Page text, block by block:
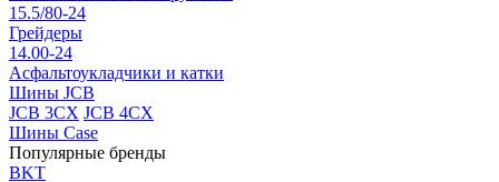
15.5/80-24
Грейдеры
14.00-24
Асфальтоукладчики и катки
Шины JCB
JCB 3CX JCB 4CX
Шины Case
Популярные бренды
BKT